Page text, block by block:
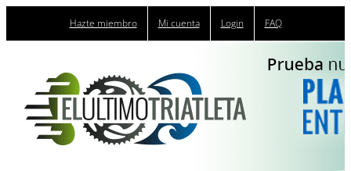
Hazte miembro Mi cuenta Login FAQ